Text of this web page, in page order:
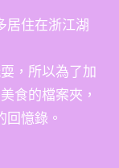
居住在浙江湖
，所以為了加
食的檔案夾，
憶錄。